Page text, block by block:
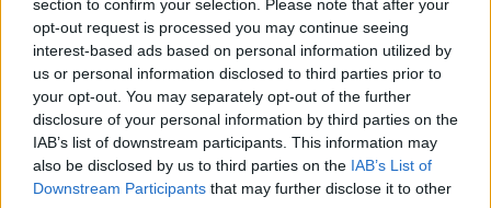
section to confirm your selection. Please note that after your
opt-out request is processed you may continue seeing
interest-based ads based on personal information utilized by
us or personal information disclosed to third parties prior to
your opt-out. You may separately opt-out of the further
disclosure of your personal information by third parties on the
IAB’s list of downstream participants. This information may
also be disclosed by us to third parties on the IAB’s List of
Downstream Participants that may further disclose it to other